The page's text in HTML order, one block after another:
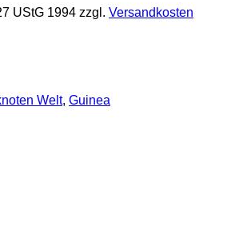
UStG 1994 zzgl. Versandkosten
Welt, Guinea